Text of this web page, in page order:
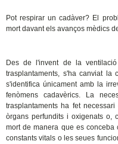
Pot respirar un cadàver? El
mort davantels avanços mèdics
Des de l'invent de la
trasplantaments, s'ha canviat
s'identifica únicament amb la
fenòmens cadavèrics. La
trasplantaments ha fet
òrgans perfundits i oxigenats o,
mort de manera que es
constants vitals o les seues